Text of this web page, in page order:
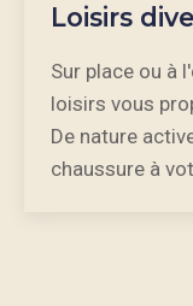
Loisirs
Sur place ou à
loisirs vous
De nature
chaussure à